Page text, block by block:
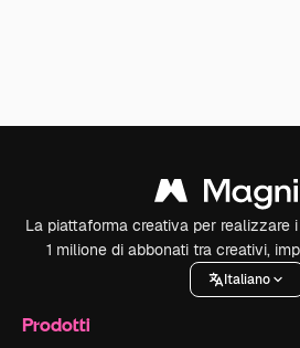
La piattaforma creativa per realizzare
1 milione di abbonati tra creativi,
Italiano
Prodotti